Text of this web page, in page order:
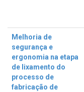
Melhoria de
segurança e
ergonomia na etapa
de lixamento do
processo de
fabricação de